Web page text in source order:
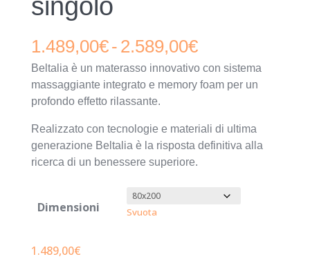
singolo
1.489,00€- 2.589,00€Fascia
di
da
1.489,00€
Beltalia è un materasso innovativo con sistema
massaggiante integrato e memory foam per un
profondo effetto rilassante.
Realizzato con tecnologie e materiali di ultima
generazione Beltalia è la risposta definitiva alla
ricerca di un benessere superiore.
Dimensioni Svuota
1.489,00€